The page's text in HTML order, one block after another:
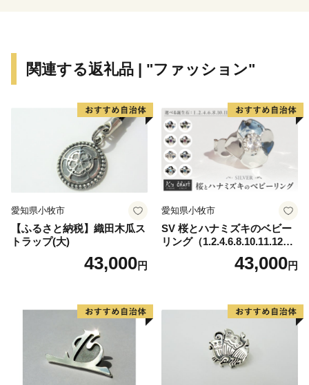
素晴らしい自然、歴史、文化を次の世代に引き継ぎ、
こち一番・可児」を目指しています！
皆さんの温かいご支援をお待ちしております。
申し込み後の内容変更・寄附金受領証明書・ワンストッ
■お問い合わせ先
可児市ふるさと納税サポート室
メールアドレス：support@kani.furusato-lg.jp
【ワンストップ特例申請書の提出期限等】
提出期限 令和8年1月10日（土）必着
送付先 〒519-0401 三重県度会郡玉城町世古501
関連する返礼品 | "ファッション"
愛知県小牧市
【ふるさと納税】織田木瓜ス
トラップ(大)
43,000円
愛知県小牧市
SV 桜とハナミズキのベビー
リング（1.2.4.6.8.10.11.12
43,000円